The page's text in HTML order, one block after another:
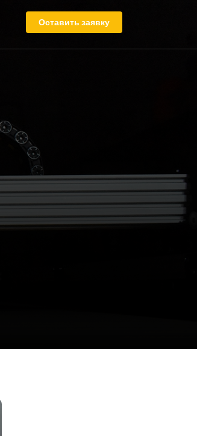
Оставить заявку